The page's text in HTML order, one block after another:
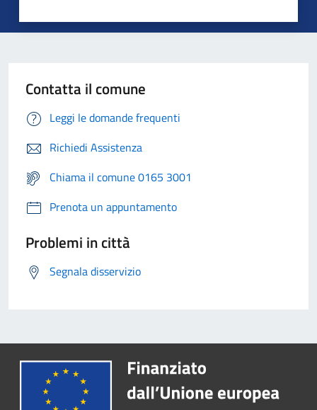
Contatta il comune
Leggi le domande frequenti
Richiedi Assistenza
Chiama il comune 0165 3001
Prenota un appuntamento
Problemi in città
Segnala disservizio